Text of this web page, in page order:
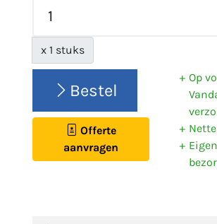
x 1 stuks
Bestel
Offerte
aanvragen
Op
Eigen